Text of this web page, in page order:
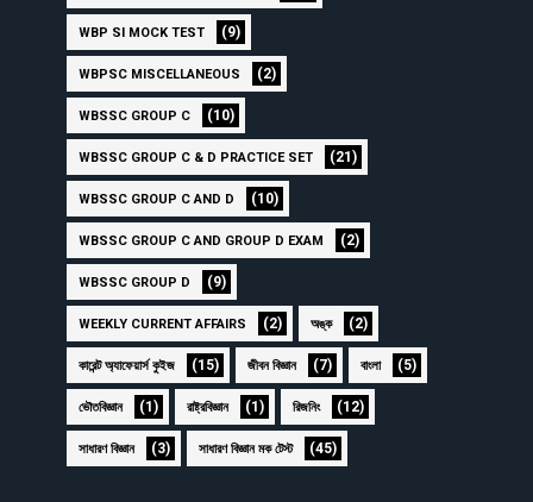
WBP SI MOCK TEST (9)
WBPSC MISCELLANEOUS (2)
WBSSC GROUP C (10)
WBSSC GROUP C & D PRACTICE SET (21)
WBSSC GROUP C AND D (10)
WBSSC GROUP C AND GROUP D EXAM (2)
WBSSC GROUP D (9)
WEEKLY CURRENT AFFAIRS (2) অঙ্ক (2)
কারেন্ট অ্যাফেয়ার্স কুইজ (15) জীবন বিজ্ঞান (7) বাংলা (5)
ভৌতবিজ্ঞান (1) রাষ্ট্রবিজ্ঞান (1) রিজনিং (12)
সাধারণ বিজ্ঞান (3) সাধারণ বিজ্ঞান মক টেস্ট (45)